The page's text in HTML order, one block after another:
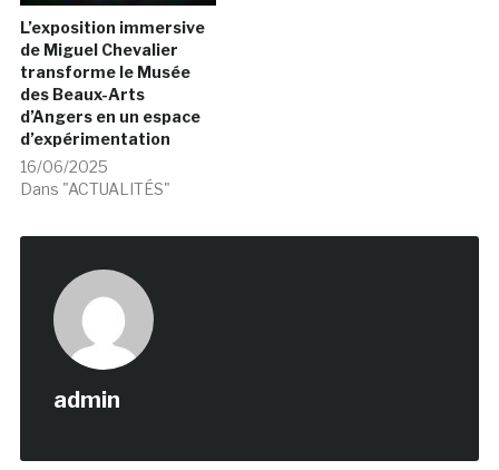
L’exposition immersive
de Miguel Chevalier
transforme le Musée
des Beaux-Arts
d’Angers en un espace
d’expérimentation
16/06/2025
Dans "ACTUALITÉS"
admin